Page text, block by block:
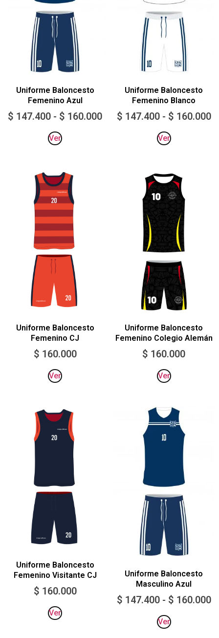
Uniforme Baloncesto
Femenino Azul
$ 147.400 - $ 160.000
Ver
Uniforme Baloncesto
Femenino Blanco
$ 147.400 - $ 160.000
Ver
Uniforme Baloncesto
Femenino CJ
$ 160.000
Ver
Uniforme Baloncesto
Femenino Colegio Alemán
$ 160.000
Ver
Uniforme Baloncesto
Femenino Visitante CJ
$ 160.000
Ver
Uniforme Baloncesto
Masculino Azul
$ 147.400 - $ 160.000
Ver